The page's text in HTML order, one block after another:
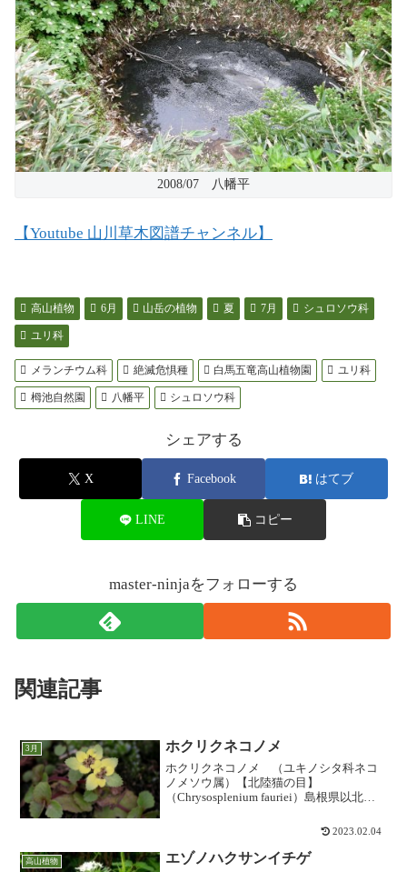
2008/07 八幡平
【Youtube 山川草木図譜チャンネル】
高山植物 6月 山岳の植物 夏 7月 シュロソウ科
ユリ科
メランチウム科 絶滅危惧種 白馬五竜高山植物園 ユリ科
栂池自然園 八幡平 シュロソウ科
シェアする
X Facebook はてブ
LINE コピー
master-ninjaをフォローする
関連記事
3月 ホクリクネコノメ
ホクリクネコノメ （ユキノシタ科ネコ
ノメソウ属）【北陸猫の目】
（Chrysosplenium fauriei）島根県以北～
林下の沢沿いの湿地に生えるネコノメソ
った林内で...
2023.02.04
高山植物 エゾノハクサンイチゲ